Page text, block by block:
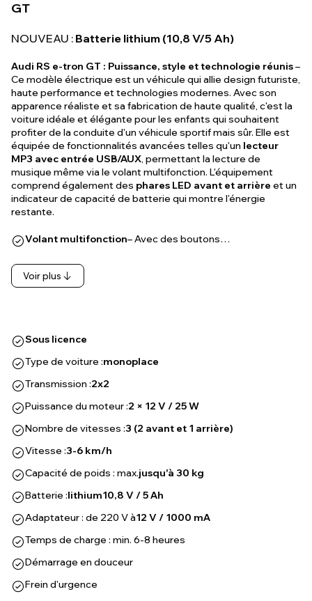
GT
NOUVEAU : Batterie lithium (10,8 V/5 Ah)
Audi RS e-tron GT : Puissance, style et technologie réunis–
Ce modèle électrique est un véhicule qui allie design futuriste,
haute performance et technologies modernes. Avec son
apparence réaliste et sa fabrication de haute qualité, c'est la
voiture idéale et élégante pour les enfants qui souhaitent
profiter de la conduite d'un véhicule sportif mais sûr. Elle est
équipée de fonctionnalités avancées telles qu'un lecteur
MP3 avec entrée USB/AUX, permettant la lecture de
musique même via le volant multifonction. L'équipement
comprend également des phares LED avant et arrière et un
indicateur de capacité de batterie qui montre l'énergie
restante.
Volant multifonction– Avec des boutons…
Voir plus
Sous licence
Type de voiture :monoplace
Transmission :2x2
Puissance du moteur :2 × 12 V / 25 W
Nombre de vitesses :3 (2 avant et 1 arrière)
Vitesse :3-6 km/h
Capacité de poids : max.jusqu'à 30 kg
Batterie :lithium10,8 V / 5 Ah
Adaptateur : de 220 V à12 V / 1000 mA
Temps de charge : min. 6-8 heures
Démarrage en douceur
Frein d'urgence